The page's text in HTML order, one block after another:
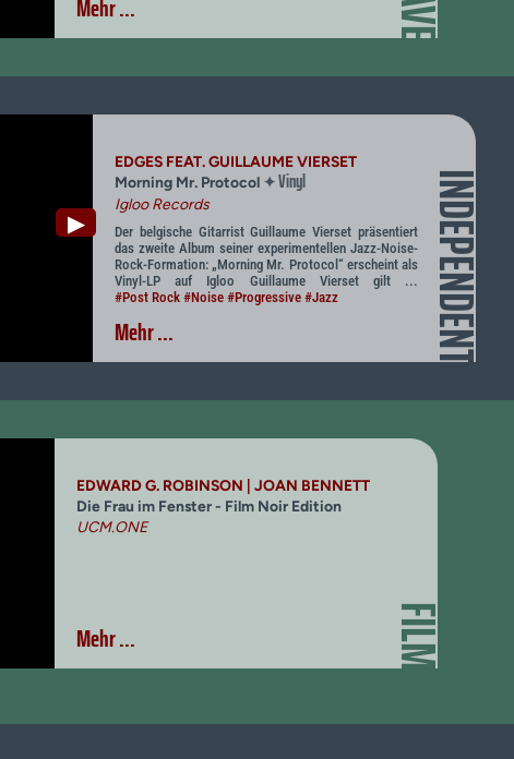
Mehr ...
▶ INDEPENDENT
EDGES FEAT. GUILLAUME VIERSET
Morning Mr. Protocol ✦Vinyl
Igloo Records
Der belgische Gitarrist Guillaume Vierset präsentiert
das zweite Album seiner experimentellen Jazz-Noise-
Rock-Formation: „Morning Mr. Protocol“ erscheint als
Vinyl-LP auf Igloo Guillaume Vierset gilt ...
#Post Rock #Noise #Progressive #Jazz
Mehr ...
FILM
EDWARD G. ROBINSON | JOAN BENNETT
Die Frau im Fenster - Film Noir Edition
UCM.ONE
Mehr ...